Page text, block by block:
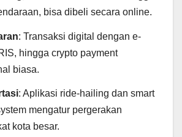
bisa dibeli secara online.
: Transaksi digital dengan e-
hingga crypto payment
biasa.
: Aplikasi ride-hailing dan smart
mengatur pergerakan
kota besar.